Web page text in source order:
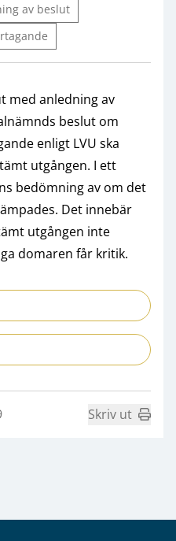
av beslut
med anledning av
beslut om
enligt LVU ska
utgången. I ett
bedömning av om det
Det innebär
utgången inte
domaren får kritik.
Skriv ut